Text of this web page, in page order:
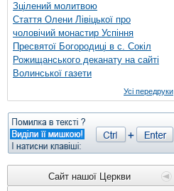
Зцілений молитвою
Стаття Олени Лівіцької про
чоловічий монастир Успіння
Пресвятої Богородиці в с. Сокіл
Рожищанського деканату на сайті
Волинської газети
Усі передруки
Сайт нашої Церкви